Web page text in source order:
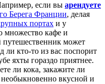
если вы арендуете
Берега Франции, делая
портах и у
множество кафе и
путешественник может
ли кто-то из вас поспорит
яхты гораздо приятнее.
ли кока, закажите ли
необыкновенно вкусной и